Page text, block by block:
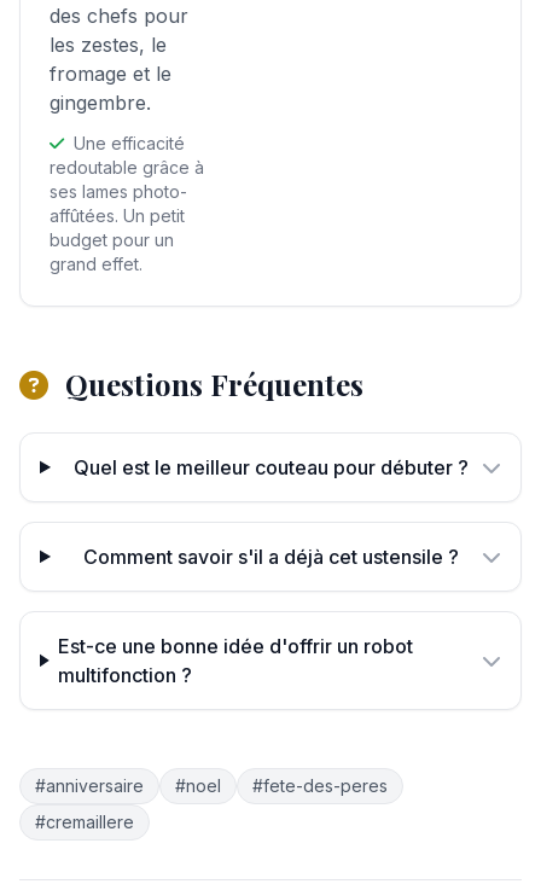
des chefs pour
les zestes, le
fromage et le
gingembre.
Une efficacité
redoutable grâce à
ses lames photo-
affûtées. Un petit
budget pour un
grand effet.
Questions Fréquentes
Quel est le meilleur couteau pour débuter ?
Comment savoir s'il a déjà cet ustensile ?
Est-ce une bonne idée d'offrir un robot
multifonction ?
#anniversaire #noel
#fete-des-peres
#cremaillere